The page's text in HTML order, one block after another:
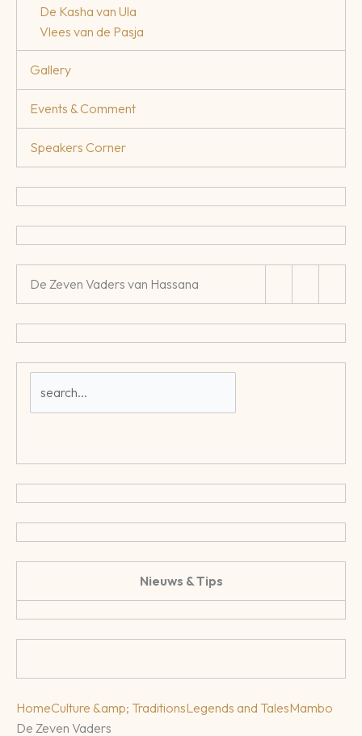
De Kasha van Ula
Vlees van de Pasja
Gallery
Events & Comment
Speakers Corner
De Zeven Vaders van Hassana
Nieuws & Tips
HomeCulture &amp; TraditionsLegends and TalesMambo
De Zeven Vaders